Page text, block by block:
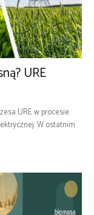
URE
URE w procesie
W ostatnim